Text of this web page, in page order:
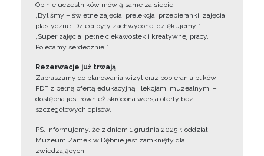
Opinie uczestników mówią same za siebie:
„Byliśmy – świetne zajęcia, prelekcja, przebieranki, zajęcia
plastyczne. Dzieci były zachwycone, dziękujemy!”
„Super zajęcia, pełne ciekawostek i kreatywnej pracy.
Polecamy serdecznie!”
Rezerwacje już trwają
Zapraszamy do planowania wizyt oraz pobierania plików
PDF z pełną ofertą edukacyjną i lekcjami muzealnymi –
dostępna jest również skrócona wersja oferty bez
szczegółowych opisów.
PS. Informujemy, że z dniem 1 grudnia 2025 r. oddział
Muzeum Zamek w Dębnie jest zamknięty dla
zwiedzających.